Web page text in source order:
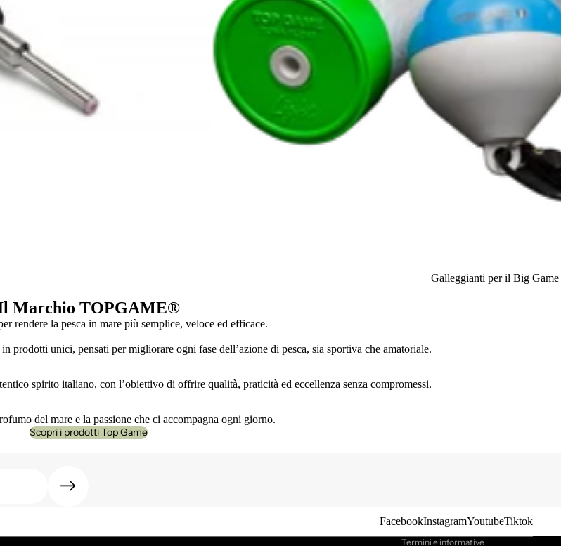
Galleggianti per il Big Game
Marchio TOPGAME®
rendere la pesca in mare più semplice, veloce ed efficace.
prodotti unici, pensati per migliorare ogni fase dell’azione di pesca, sia sportiva che amatoriale.
spirito italiano, con l’obiettivo di offrire qualità, praticità ed eccellenza senza compromessi.
del mare e la passione che ci accompagna ogni giorno.
Scopri i prodotti Top Game
FacebookInstagramYoutubeTiktok
Termini e informative
Informativa sulle spedizioni